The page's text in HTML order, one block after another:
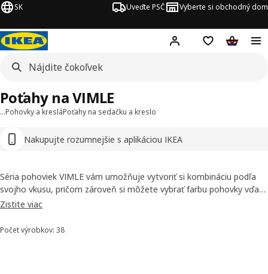
SK Uveďte PSČ Vyberte si obchodný dom
Hej! Prihlásenie
NákupnýNákupný
…Pohovky a kresláPoťahy na sedačku a kreslo
Nakupujte rozumnejšie s aplikáciou IKEA
Poťahy na VIMLE
Séria pohoviek VIMLE vám umožňuje vytvoriť si kombináciu podľa
svojho vkusu, pričom zároveň si môžete vybrať farbu pohovky vďaka
snímateľným poťahom.
Zistite viac
Zoradiť a filtrovať
Počet výrobkov: 38